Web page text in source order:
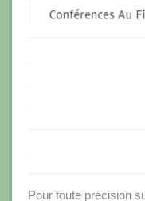
Pour toute précision